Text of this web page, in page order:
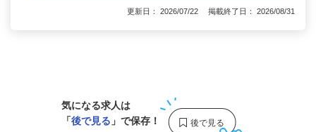
更新日： 2026/07/22 掲載終了日： 2026/08/31
気になる求人は
「後で見る 」で保存！